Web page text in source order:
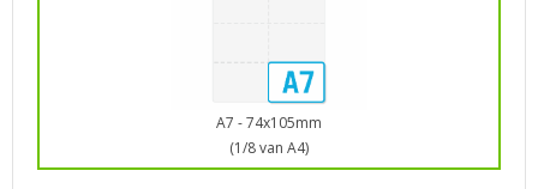
A7 - 74x105mm
(1/8 van A4)